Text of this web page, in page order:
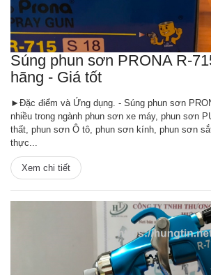
Súng phun sơn PRONA R-
hãng - Giá tốt
►Đặc điểm và Ứng dụng. - Súng phun sơn
nhiều trong ngành phun sơn xe máy, phun sơn
thất, phun sơn Ô tô, phun sơn kính, phun sơn
thực...
Xem chi tiết